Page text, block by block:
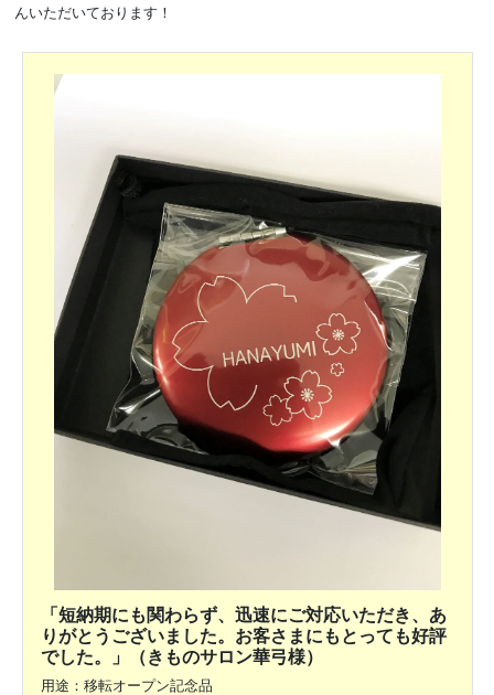
んいただいております！
「短納期にも関わらず、迅速にご対応いただき、あ
りがとうございました。お客さまにもとっても好評
でした。」（きものサロン華弓様）
用途：移転オープン記念品